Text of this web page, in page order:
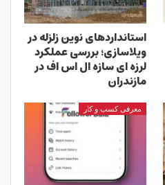
استانداردهای نوین زلزله در
ویلاسازی؛ بررسی عملکرد
لرزه ای سازه ال اس اف در
مازندران
معرفی کسب و کار